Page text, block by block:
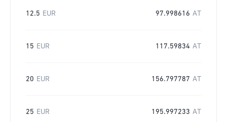
12.5 EUR 97.998616 AT
15 EUR 117.59834 AT
20 EUR 156.797787 AT
25 EUR 195.997233 AT